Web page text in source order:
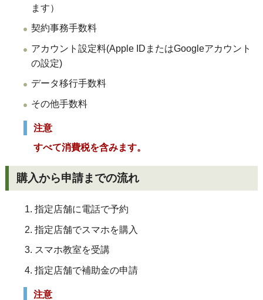
ます）
契約事務手数料
アカウント設定料(Apple IDまたはGoogleアカウント
の設定)
データ移行手数料
その他手数料
注意
すべて消費税を含みます。
購入から申請までの流れ
指定店舗に電話で予約
指定店舗でスマホを購入
スマホ教室を受講
指定店舗で補助金の申請
注意